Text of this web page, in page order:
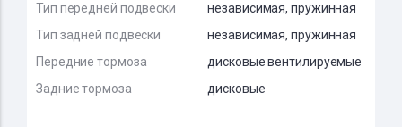
Тип передней подвески
независимая, пружинная
Тип задней подвески
независимая, пружинная
Передние тормоза
дисковые вентилируемые
Задние тормоза
дисковые